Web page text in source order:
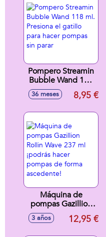
Pompero Streamin
Bubble Wand 118
ml. Presiona el
gatillo para hacer
36 meses 8,95 €
Máquina de
pompas Gazillion
Rollin Wave 237 ml
¡podrás hacer
3 años 12,95 €